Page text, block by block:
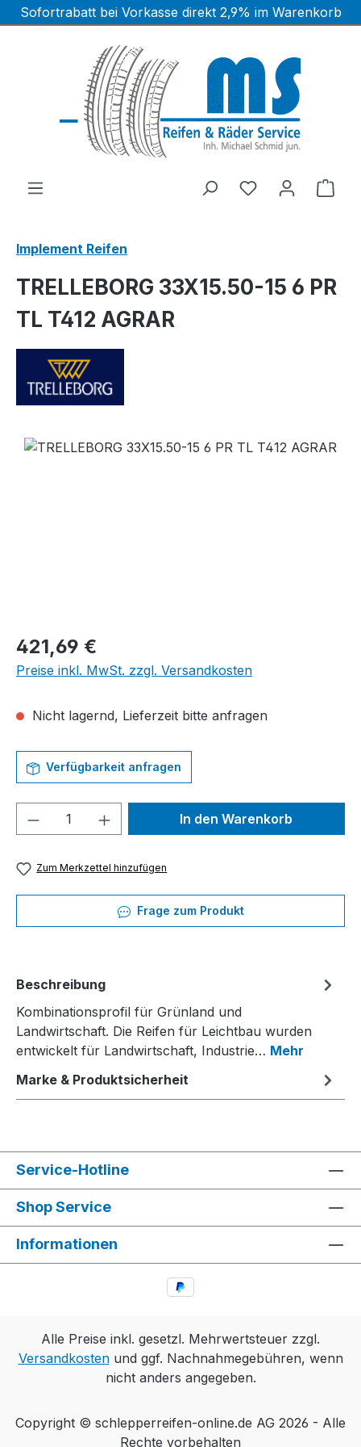
Zum Hauptinhalt springen
Sofortrabatt bei Vorkasse direkt 2,9% im Warenkorb
Implement Reifen
TRELLEBORG 33X15.50-15 6 PR
TL T412 AGRAR
Bildergalerie überspringen
Regulärer Preis:
421,69 €
Preise inkl. MwSt. zzgl. Versandkosten
Nicht lagernd, Lieferzeit bitte anfragen
Verfügbarkeit anfragen
Produkt Anzahl: Gib denIn den Warenkorb
Zum Merkzettel hinzufügen
Frage zum Produkt
Beschreibung
Kombinationsprofil für Grünland und
Landwirtschaft. Die Reifen für Leichtbau wurden
entwickelt für Landwirtschaft, Industrie… Mehr
Marke & Produktsicherheit
Service-Hotline
Shop Service
Informationen
Alle Preise inkl. gesetzl. Mehrwertsteuer zzgl.
Versandkostenund ggf. Nachnahmegebühren, wenn
nicht anders angegeben.
Copyright © schlepperreifen-online.de AG 2026 - Alle
Rechte vorbehalten